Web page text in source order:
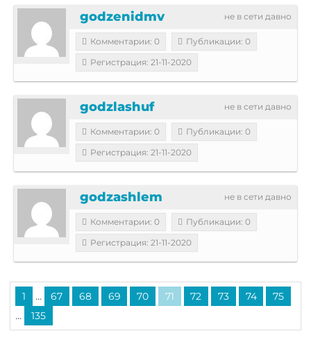
не в сети давно
godzenidmv
Комментарии: 0
Публикации: 0
Регистрация: 21-11-2020
не в сети давно
godzlashuf
Комментарии: 0
Публикации: 0
Регистрация: 21-11-2020
не в сети давно
godzashlem
Комментарии: 0
Публикации: 0
Регистрация: 21-11-2020
1 ... 67 68 69 70 71 72 73 74 75
... 135